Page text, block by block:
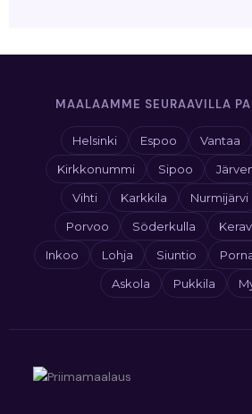
sopivana ajankohtana.
MAALAAMME SEURAAVILLA
Helsinki Espoo Vantaa
Kirkkonummi
Sipoo
Vihti
Karkkila Nurmijärvi
Porvoo
Söderkulla
Inkoo
Lohja Siuntio
Askola
Pukkila